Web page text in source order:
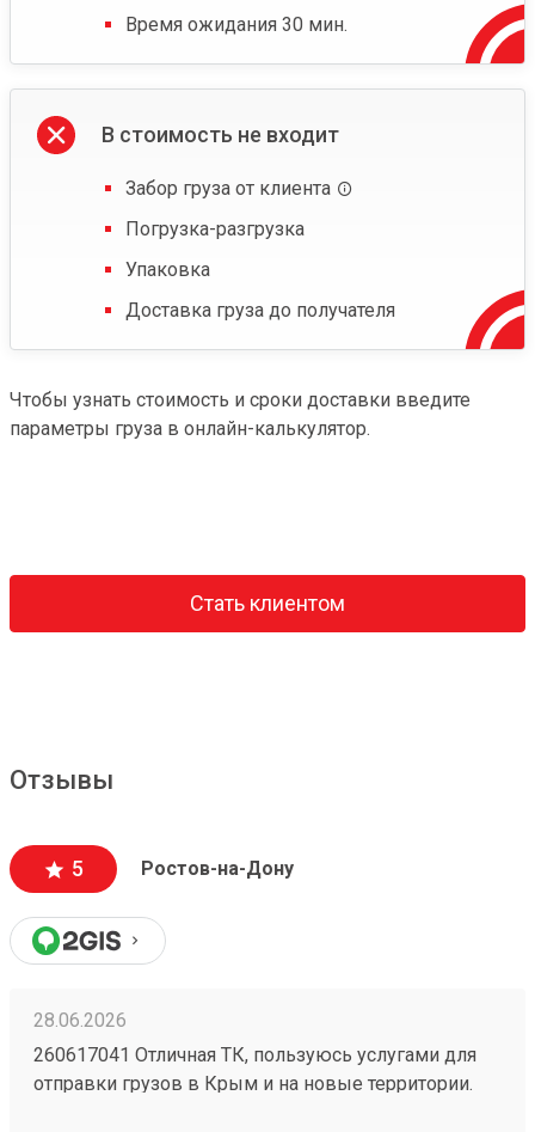
Время ожидания 30 мин.
В стоимость не входит
Забор груза от клиента
Погрузка-разгрузка
Упаковка
Доставка груза до получателя
Чтобы узнать стоимость и сроки доставки введите
параметры груза в онлайн-калькулятор.
Стать клиентом
Отзывы
5 Ростов-на-Дону
28.06.2026
260617041 Отличная ТК, пользуюсь услугами для
отправки грузов в Крым и на новые территории.